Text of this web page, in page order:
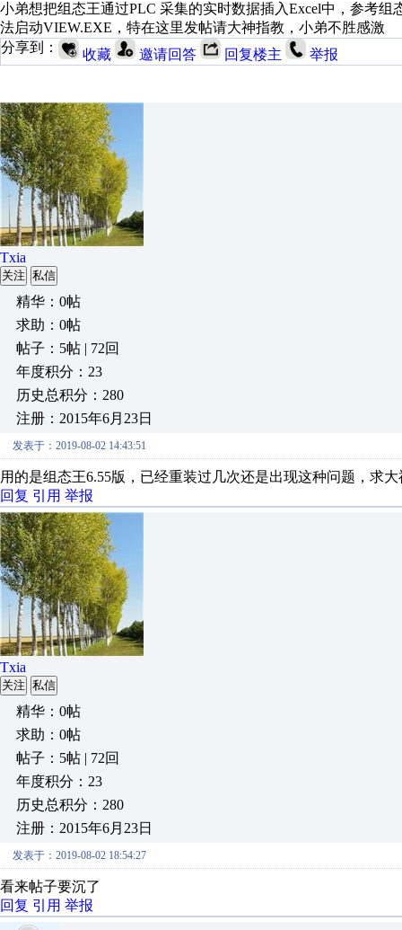
小弟想把组态王通过PLC 采集的实时数据插入Excel中，参考
法启动VIEW.EXE，特在这里发帖请大神指教，小弟不胜感激
分享到：
收藏 邀请回答 回复楼主 举报
Txia
关注 私信
精华：0帖
求助：0帖
帖子：5帖 | 72回
年度积分：23
历史总积分：280
注册：2015年6月23日
发表于：2019-08-02 14:43:51
用的是组态王6.55版，已经重装过几次还是出现这种问题，求
回复 引用 举报
Txia
关注 私信
精华：0帖
求助：0帖
帖子：5帖 | 72回
年度积分：23
历史总积分：280
注册：2015年6月23日
发表于：2019-08-02 18:54:27
看来帖子要沉了
回复 引用 举报